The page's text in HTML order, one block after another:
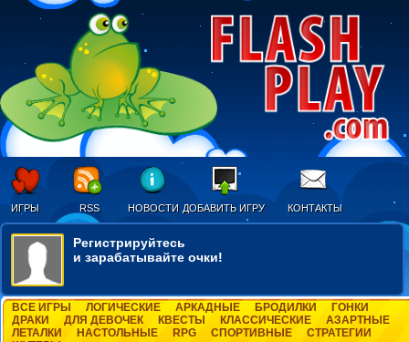
ИГРЫ RSS НОВОСТИ ДОБАВИТЬ ИГРУ КОНТАКТЫ
Регистрируйтесь
и зарабатывайте очки!
ВСЕ ИГРЫ ЛОГИЧЕСКИЕ АРКАДНЫЕ БРОДИЛКИ
ГОНКИ
ДРАКИ
ДЛЯ ДЕВОЧЕК КВЕСТЫ КЛАССИЧЕСКИЕ
АЗАРТНЫЕ
ЛЕТАЛКИ
НАСТОЛЬНЫЕ RPG СПОРТИВНЫЕ
СТРАТЕГИИ